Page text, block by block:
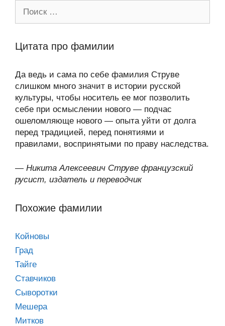
Цитата про фамилии
Да ведь и сама по себе фамилия Струве
слишком много значит в истории русской
культуры, чтобы носитель ее мог позволить
себе при осмыслении нового — подчас
ошеломляюще нового — опыта уйти от долга
перед традицией, перед понятиями и
правилами, воспринятыми по праву наследства.
— Никита Алексеевич Струве французский
русист, издатель и переводчик
Похожие фамилии
Койновы
Град
Тайге
Ставчиков
Сыворотки
Мешера
Митков